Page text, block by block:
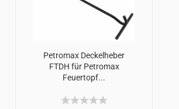
Petromax Deckelheber
FTDH für Petromax
Feuertopf...